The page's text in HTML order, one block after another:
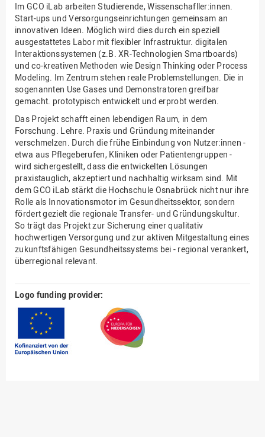
Im GCO iLab arbeiten Studierende, Wissenschafller:innen.
Start-ups und Versorgungseinrichtungen gemeinsam an
innovativen Ideen. Möglich wird dies durch ein speziell
ausgestattetes Labor mit flexibler Infrastruktur. digitalen
Interaktionssystemen (z.B. XR-Technologien Smartboards)
und co-kreativen Methoden wie Design Thinking oder Process
Modeling. Im Zentrum stehen reale Problemstellungen. Die in
sogenannten Use Gases und Demonstratoren greifbar
gemacht. prototypisch entwickelt und erprobt werden.
Das Projekt schafft einen lebendigen Raum, in dem
Forschung. Lehre. Praxis und Gründung miteinander
verschmelzen. Durch die frühe Einbindung von Nutzer:innen -
etwa aus Pflegeberufen, Kliniken oder Patientengruppen -
wird sichergestellt, dass die entwickelten Lösungen
praxistauglich, akzeptiert und nachhaltig wirksam sind. Mit
dem GCO iLab stärkt die Hochschule Osnabrück nicht nur ihre
Rolle als Innovationsmotor im Gesundheitssektor, sondern
fördert gezielt die regionale Transfer- und Gründungskultur.
So trägt das Projekt zur Sicherung einer qualitativ
hochwertigen Versorgung und zur aktiven Mitgestaltung eines
zukunftsfähigen Gesundheitssystems bei - regional verankert,
überregional relevant.
Logo funding provider: